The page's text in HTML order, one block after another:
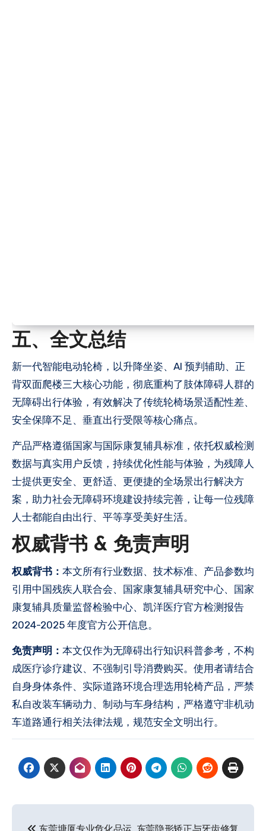
五、全文总结
新一代智能电动轮椅，以升降坐姿、AI 预判辅助、正
背双面爬楼三大核心功能，彻底重构了肢体障碍人群的
无障碍出行体验，有效解决了传统轮椅场景适配性差、
安全保障不足、垂直出行受限等核心痛点。
产品严格遵循国家与国际康复辅具标准，依托权威检测
数据与真实用户反馈，持续优化性能与体验，为残障人
士提供更安全、更舒适、更便捷的全场景出行解决方
案，助力社会无障碍环境建设持续完善，让每一位残障
人士都能自由出行、平等享受美好生活。
权威背书 & 免责声明
权威背书： 本文所有行业数据、技术标准、产品参数均
引用中国残疾人联合会、国家康复辅具研究中心、国家
康复辅具质量监督检验中心、凯洋医疗官方检测报告
2024-2025 年度官方公开信息。
免责声明： 本文仅作为无障碍出行知识科普参考，不构
成医疗诊疗建议、不强制引导消费购买。使用者请结合
自身身体条件、实际道路环境合理选用轮椅产品，严禁
私自改装车辆动力、制动与车身结构，严格遵守非机动
车道路通行相关法律法规，规范安全文明出行。
东莞塘厦专业危化品运 东莞隐形矫正与牙齿修复